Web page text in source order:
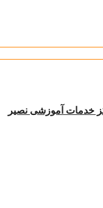
خدمات آموزشی نصیر